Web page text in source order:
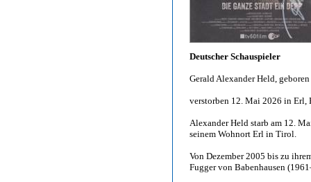
Deutscher Schauspieler
Gerald Alexander Held,
verstorben 12. Mai 2026 in Erl,
Alexander Held starb am 12.
seinem Wohnort Erl in Tirol.
Von Dezember 2005 bis zu
Fugger von Babenhausen